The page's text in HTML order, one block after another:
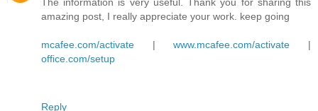
amazing post, I really appreciate your work. keep going
mcafee.com/activate |www.mcafee.com/activate |
office.com/setup
Reply